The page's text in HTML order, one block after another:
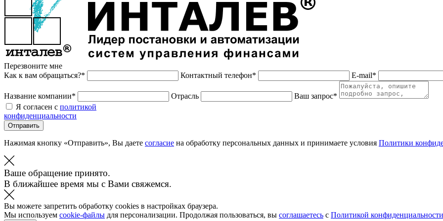
Перезвоните мне
Как к вам обращаться?*
Контактный телефон* E-mail*
Название компании* Отрасль
Ваш запрос*
Я согласен с политикой
конфиденциальности
Отправить
Нажимая кнопку «Отправить», Вы даете согласие на обработку персональных данных и принимаете условия Политики
Ваше обращение принято.
В ближайшее время мы с Вами свяжемся.
Вы можете запретить обработку cookies в настройках браузера.
Мы используем cookie-файлы для персонализации. Продолжая пользоваться, вы соглашаетесь с Политикой конфиденциальности